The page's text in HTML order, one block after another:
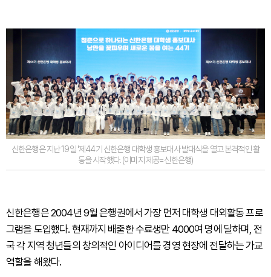
신한은행은 지난 19일 '제44기 신한은행 대학생 홍보대사 발대식을 열고 본격적인 활
동을 시작했다. (이미지 제공=신한은행)
신한은행은 2004년 9월 은행권에서 가장 먼저 대학생 대외활동 프로
그램을 도입했다. 현재까지 배출한 수료생만 4000여 명에 달하며, 전
국 각 지역 청년들의 창의적인 아이디어를 경영 현장에 전달하는 가교
역할을 해왔다.